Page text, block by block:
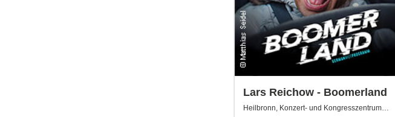
Lars Reichow - Boomerland
Heilbronn, Konzert- und Kongresszentrum